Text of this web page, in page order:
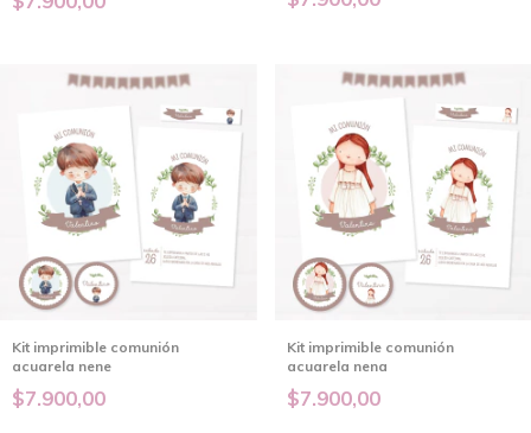
Kit imprimible comunión
acuarela nene
$7.900,00
Kit imprimible comunión
acuarela nena
$7.900,00